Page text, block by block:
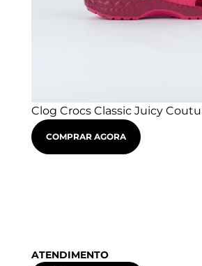
Clog Crocs Classic Juicy
COMPRAR AGORA
ATENDIMENTO